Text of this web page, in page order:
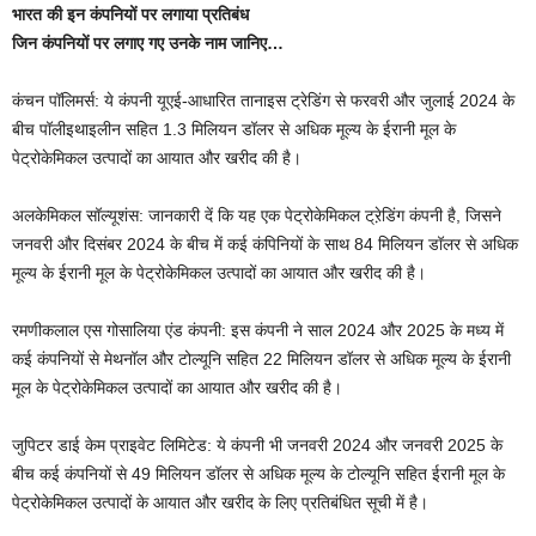
भारत की इन कंपनियों पर लगाया प्रतिबंध
जिन कंपनियों पर लगाए गए उनके नाम जानिए…
कंचन पॉलिमर्स: ये कंपनी यूएई-आधारित तानाइस ट्रेडिंग से फरवरी और जुलाई 2024 के
बीच पॉलीइथाइलीन सहित 1.3 मिलियन डॉलर से अधिक मूल्य के ईरानी मूल के
पेट्रोकेमिकल उत्पादों का आयात और खरीद की है।
अलकेमिकल सॉल्यूशंस: जानकारी दें कि यह एक पेट्रोकेमिकल ट्रे़डिंग कंपनी है, जिसने
जनवरी और दिसंबर 2024 के बीच में कई कंपिनियों के साथ 84 मिलियन डॉलर से अधिक
मूल्य के ईरानी मूल के पेट्रोकेमिकल उत्पादों का आयात और खरीद की है।
रमणीकलाल एस गोसालिया एंड कंपनी: इस कंपनी ने साल 2024 और 2025 के मध्य में
कई कंपनियों से मेथनॉल और टोल्यूनि सहित 22 मिलियन डॉलर से अधिक मूल्य के ईरानी
मूल के पेट्रोकेमिकल उत्पादों का आयात और खरीद की है।
जुपिटर डाई केम प्राइवेट लिमिटेड: ये कंपनी भी जनवरी 2024 और जनवरी 2025 के
बीच कई कंपनियों से 49 मिलियन डॉलर से अधिक मूल्य के टोल्यूनि सहित ईरानी मूल के
पेट्रोकेमिकल उत्पादों के आयात और खरीद के लिए प्रतिबंधित सूची में है।